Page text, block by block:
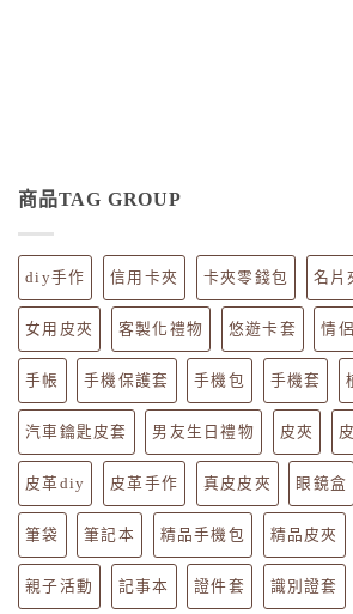
商品TAG GROUP
diy手作 信用卡夾 卡夾零錢包 名片
女用皮夾 客製化禮物 悠遊卡套 情
手帳 手機保護套 手機包 手機套
汽車鑰匙皮套 男友生日禮物 皮夾
皮革diy 皮革手作 真皮皮夾 眼鏡盒
筆袋 筆記本 精品手機包 精品皮夾
親子活動 記事本 證件套 識別證套